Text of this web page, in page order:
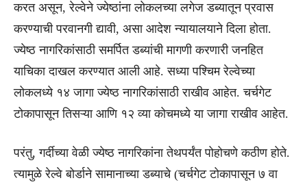
करत असून, रेल्वेने ज्येष्ठांना लोकलच्या लगेज डब्यातून प्रवास
करण्याची परवानगी द्यावी, असा आदेश न्यायालयाने दिला होता.
ज्येष्ठ नागरिकांसाठी समर्पित डब्यांची मागणी करणारी जनहित
याचिका दाखल करण्यात आली आहे. सध्या पश्चिम रेल्वेच्या
लोकलध्ये १४ जागा ज्येष्ठ नागरिकांसाठी राखीव आहेत. चर्चगेट
टोकापासून तिसऱ्या आणि १२ व्या कोचमध्ये या जागा राखीव आहेत.
परंतु, गर्दीच्या वेळी ज्येष्ठ नागरिकांना तेथपर्यंत पोहोचणे कठीण होते.
त्यामुळे रेल्वे बोर्डाने सामानाच्या डब्याचे (चर्चगेट टोकापासून ७ वा